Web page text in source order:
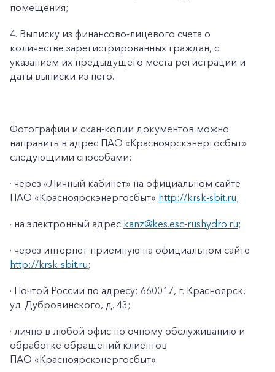
помещения;
4. Выписку из финансово-лицевого счета о
количестве зарегистрированных граждан, с
указанием их предыдущего места регистрации и
даты выписки из него.
Фотографии и скан-копии документов можно
направить в адрес ПАО «Красноярскэнергосбыт»
следующими способами:
· через «Личный кабинет» на официальном сайте
ПАО «Красноярскэнергосбыт» http://krsk-sbit.ru;
· на электронный адрес kanz@kes.esc-rushydro.ru;
· через интернет-приемную на официальном сайте
http://krsk-sbit.ru;
· Почтой России по адресу: 660017, г. Красноярск,
ул. Дубровинского, д. 43;
· лично в любой офис по очному обслуживанию и
обработке обращений клиентов
ПАО «Красноярскэнергосбыт».